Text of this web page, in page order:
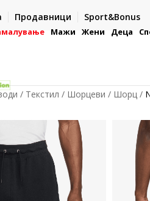
Продавници Sport&Bonus
готово или со електронска
Мажи Жени Деца
Текстил Шорцеви Шорц